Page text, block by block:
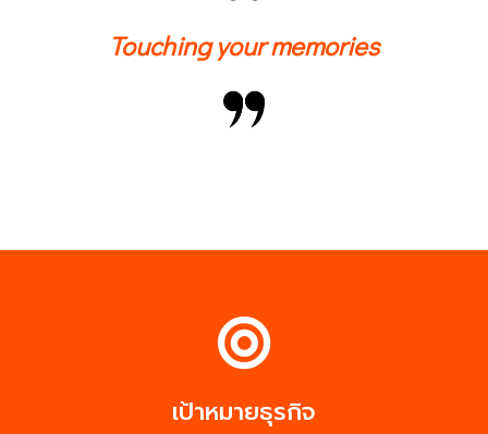
Touching your memories
เป้าหมายธุรกิจ